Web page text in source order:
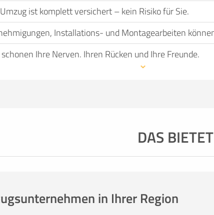
ist komplett versichert – kein Risiko für Sie.
Installations- und Montagearbeiten
schonen Ihre Nerven, Ihren Rücken und Ihre Freunde.
wie möglich zu gestalten und die Dienstleistung
DAS
in Ihrer Region